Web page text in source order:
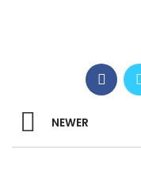
NEWER